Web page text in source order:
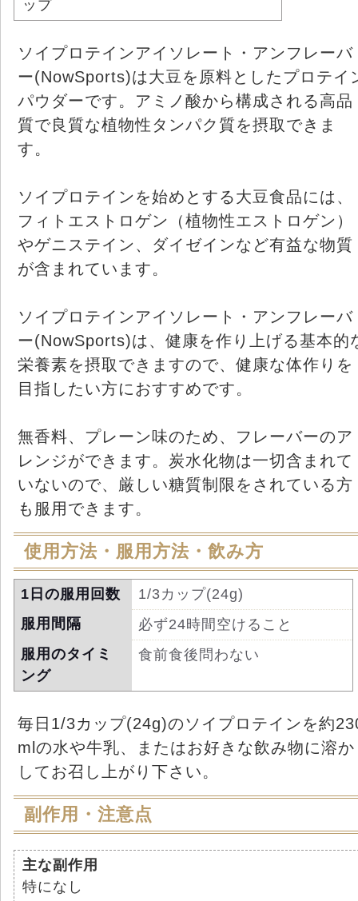
ップ
ソイプロテインアイソレート・アンフレーバ
ー(NowSports)は大豆を原料としたプロテイ
パウダーです。アミノ酸から構成される高品
質で良質な植物性タンパク質を摂取できま
す。
ソイプロテインを始めとする大豆食品には、
フィトエストロゲン（植物性エストロゲン）
やゲニステイン、ダイゼインなど有益な物質
が含まれています。
ソイプロテインアイソレート・アンフレーバ
ー(NowSports)は、健康を作り上げる基本的
栄養素を摂取できますので、健康な体作りを
目指したい方におすすめです。
無香料、プレーン味のため、フレーバーのア
レンジができます。炭水化物は一切含まれて
いないので、厳しい糖質制限をされている方
も服用できます。
使用方法・服用方法・飲み方
1日の服用回数
1/3カップ(24g)
服用間隔
必ず24時間空けること
服用のタイミ
ング
食前食後問わない
毎日1/3カップ(24g)のソイプロテインを約
mlの水や牛乳、またはお好きな飲み物に溶か
してお召し上がり下さい。
副作用・注意点
主な副作用
特になし